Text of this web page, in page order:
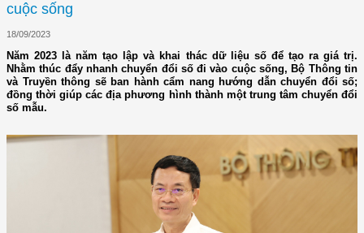
cuộc sống
18/09/2023
Năm 2023 là năm tạo lập và khai thác dữ liệu số để tạo ra giá trị.
Nhằm thúc đẩy nhanh chuyển đổi số đi vào cuộc sống, Bộ Thông tin
và Truyền thông sẽ ban hành cẩm nang hướng dẫn chuyển đổi số;
đồng thời giúp các địa phương hình thành một trung tâm chuyển đổi
số mẫu.